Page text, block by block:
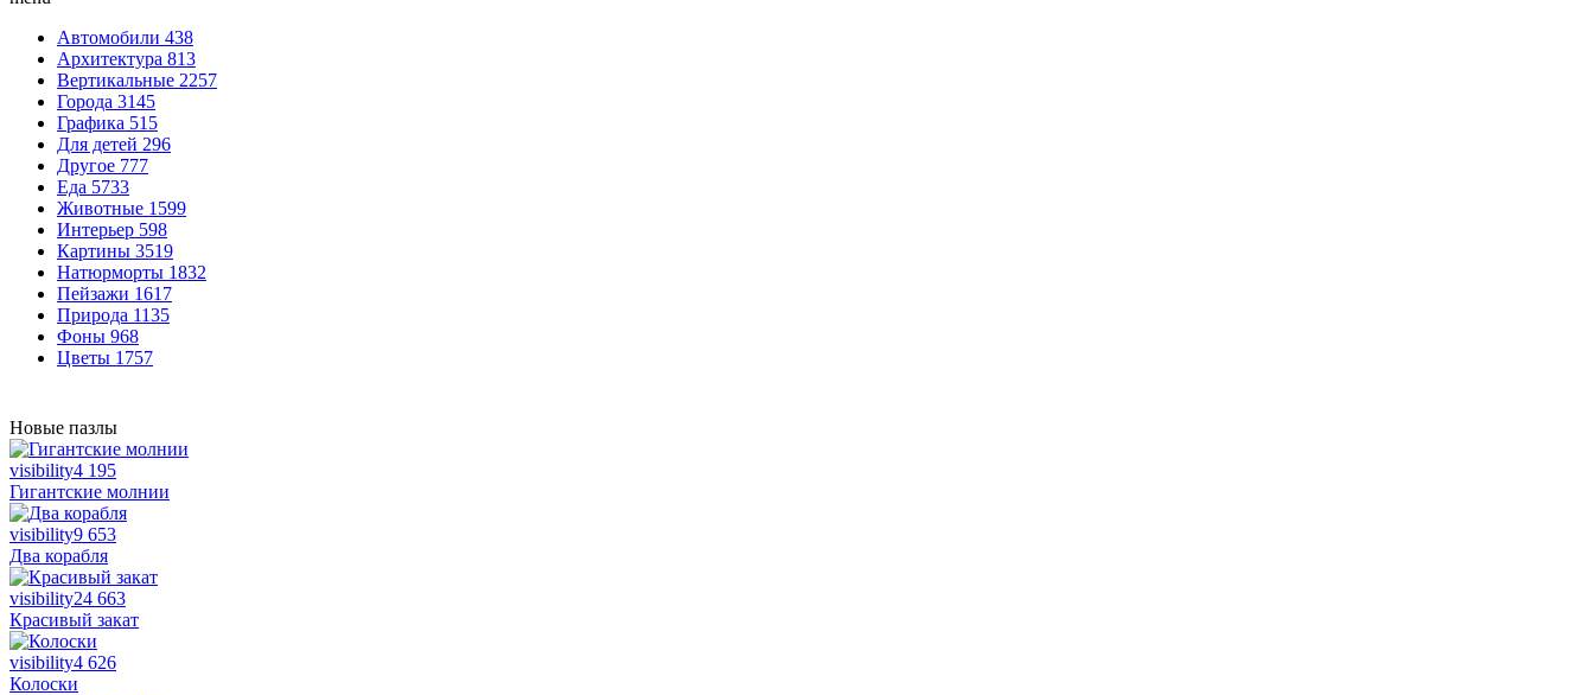
Автомобили 438
Архитектура 813
Вертикальные 2257
Города 3145
Графика 515
Для детей 296
Другое 777
Еда 5733
Животные 1599
Интерьер 598
Картины 3519
Натюрморты 1832
Пейзажи 1617
Природа 1135
Фоны 968
Цветы 1757
Новые пазлы
visibility4 195
Гигантские молнии
visibility9 653
Два корабля
visibility24 663
Красивый закат
visibility4 626
Колоски